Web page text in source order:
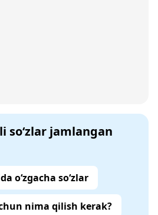
so‘zlar jamlangan
o‘zgacha so‘zlar
nima qilish kerak?